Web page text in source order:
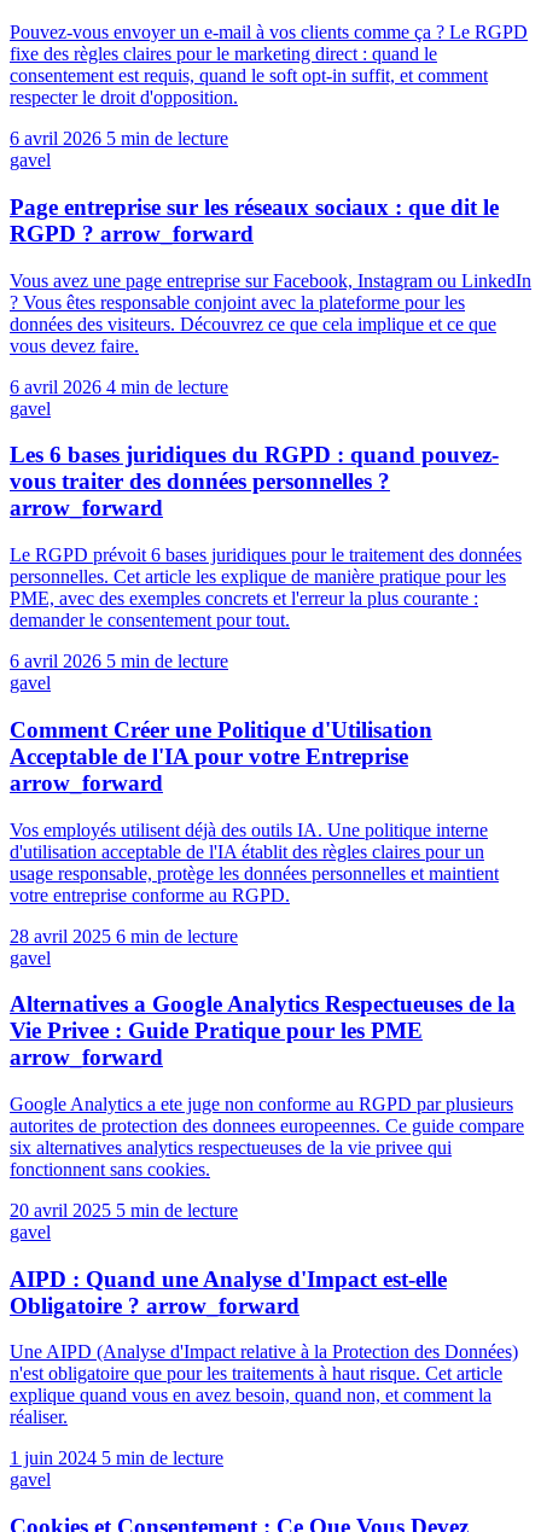
Pouvez-vous envoyer un e-mail à vos clients comme ça ? Le RGPD
fixe des règles claires pour le marketing direct : quand le
consentement est requis, quand le soft opt-in suffit, et comment
respecter le droit d'opposition.
6 avril 2026 5 min de lecture
gavel
Page entreprise sur les réseaux sociaux : que dit le
RGPD ? arrow_forward
Vous avez une page entreprise sur Facebook, Instagram ou LinkedIn
? Vous êtes responsable conjoint avec la plateforme pour les
données des visiteurs. Découvrez ce que cela implique et ce que
vous devez faire.
6 avril 2026 4 min de lecture
gavel
Les 6 bases juridiques du RGPD : quand pouvez-
vous traiter des données personnelles ?
arrow_forward
Le RGPD prévoit 6 bases juridiques pour le traitement des données
personnelles. Cet article les explique de manière pratique pour les
PME, avec des exemples concrets et l'erreur la plus courante :
demander le consentement pour tout.
6 avril 2026 5 min de lecture
gavel
Comment Créer une Politique d'Utilisation
Acceptable de l'IA pour votre Entreprise
arrow_forward
Vos employés utilisent déjà des outils IA. Une politique interne
d'utilisation acceptable de l'IA établit des règles claires pour un
usage responsable, protège les données personnelles et maintient
votre entreprise conforme au RGPD.
28 avril 2025 6 min de lecture
gavel
Alternatives a Google Analytics Respectueuses de la
Vie Privee : Guide Pratique pour les PME
arrow_forward
Google Analytics a ete juge non conforme au RGPD par plusieurs
autorites de protection des donnees europeennes. Ce guide compare
six alternatives analytics respectueuses de la vie privee qui
fonctionnent sans cookies.
20 avril 2025 5 min de lecture
gavel
AIPD : Quand une Analyse d'Impact est-elle
Obligatoire ? arrow_forward
Une AIPD (Analyse d'Impact relative à la Protection des Données)
n'est obligatoire que pour les traitements à haut risque. Cet article
explique quand vous en avez besoin, quand non, et comment la
réaliser.
1 juin 2024 5 min de lecture
gavel
Cookies et Consentement : Ce Que Vous Devez